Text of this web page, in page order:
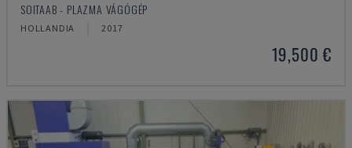
SOITAAB - PLAZMA VÁGÓGÉP
HOLLANDIA 2017
19,500 €